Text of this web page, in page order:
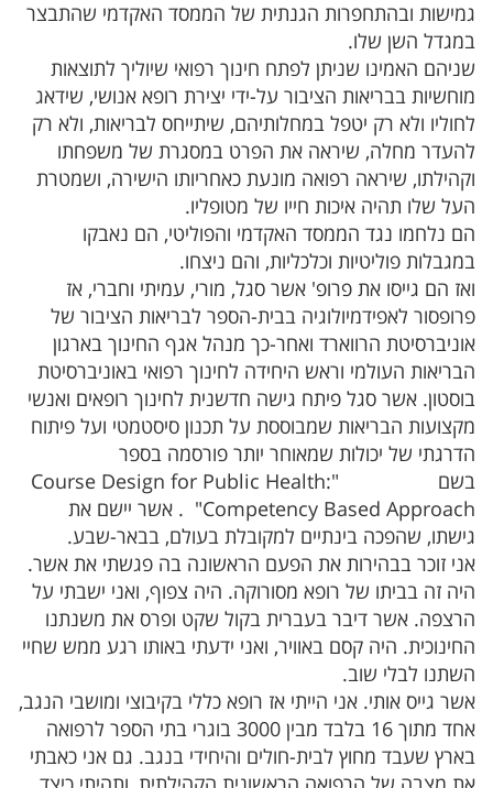
גמישות ובהתחפרות הגנתית של הממסד האקדמי שהתבצר
במגדל השן שלו.
שניהם האמינו שניתן לפתח חינוך רפואי שיוליך לתוצאות
מוחשיות בבריאות הציבור על-ידי יצירת רופא אנושי, שידאג
לחוליו ולא רק יטפל במחלותיהם, שיתייחס לבריאות, ולא רק
להעדר מחלה, שיראה את הפרט במסגרת של משפחתו
וקהילתו, שיראה רפואה מונעת כאחריותו הישירה, ושמטרת
העל שלו תהיה איכות חייו של מטופליו.
הם נלחמו נגד הממסד האקדמי והפוליטי, הם נאבקו
במגבלות פוליטיות וכלכליות, והם ניצחו.
ואז הם גייסו את פרופ' אשר סגל, מורי, עמיתי וחברי, אז
פרופסור לאפידמיולוגיה בבית-הספר לבריאות הציבור של
אוניברסיטת הרווארד ואחר-כך מנהל אגף החינוך בארגון
הבריאות העולמי וראש היחידה לחינוך רפואי באוניברסיטת
בוסטון. אשר סגל פיתח גישה חדשנית לחינוך רופאים ואנשי
מקצועות הבריאות שמבוססת על תכנון סיסטמטי ועל פיתוח
הדרגתי של יכולות שמאוחר יותר פורסמה בספר
בשם
"Course Design for Public Health:
Competency Based Approach"
. אשר יישם את
גישתו, שהפכה בינתיים למקובלת בעולם, בבאר-שבע.
אני זוכר בבהירות את הפעם הראשונה בה פגשתי את אשר.
היה זה בביתו של רופא מסורוקה. היה צפוף, ואני ישבתי על
הרצפה. אשר דיבר בעברית בקול שקט ופרס את משנתנו
החינוכית. היה קסם באוויר, ואני ידעתי באותו רגע ממש שחיי
השתנו לבלי שוב.
אשר גייס אותי. אני הייתי אז רופא כללי בקיבוצי ומושבי הנגב,
אחד מתוך 16 בלבד מבין 3000 בוגרי בתי הספר לרפואה
בארץ שעבד מחוץ לבית-חולים והיחידי בנגב. גם אני כאבתי